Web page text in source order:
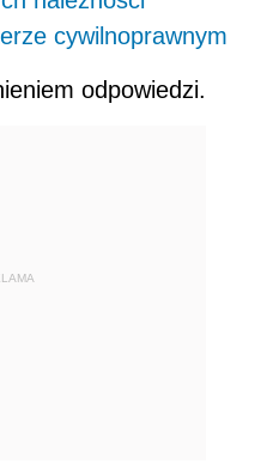
cywilnoprawnym
odpowiedzi.